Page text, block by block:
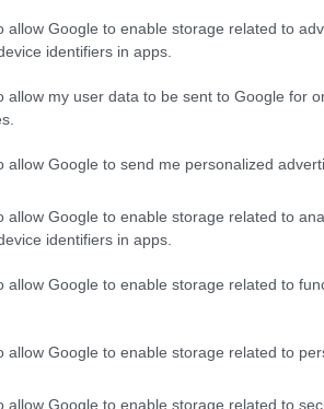
allow Google to enable storage related to
identifiers in apps.
allow my user data to be sent to Google for
allow Google to send me personalized
allow Google to enable storage related to
identifiers in apps.
allow Google to enable storage related to
allow Google to enable storage related to
allow Google to enable storage related to
Belvedi Francesca Fagnani,
canale Rai. A ciò, da novembre,
con il suoBoomerissima. E
in prima serata il lunedì su
di Riccardo Iacona.
Non verso lacrime”
li sostituisce